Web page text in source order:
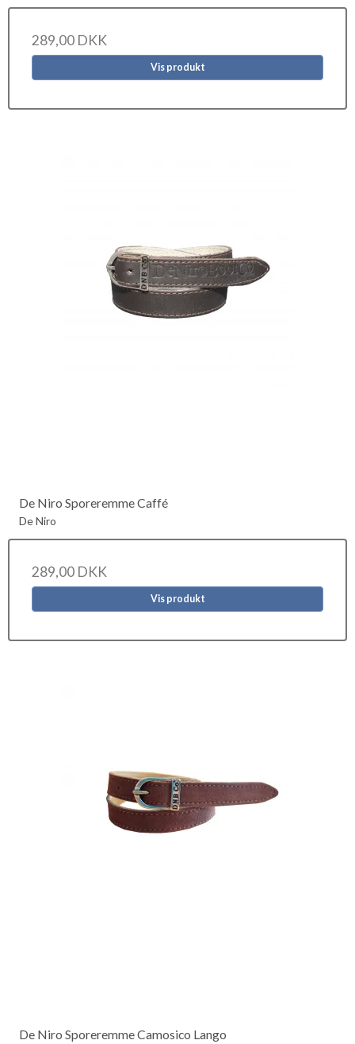
289,00 DKK
Vis produkt
De Niro Sporeremme Caffé
De Niro
289,00 DKK
Vis produkt
De Niro Sporeremme Camosico Lango